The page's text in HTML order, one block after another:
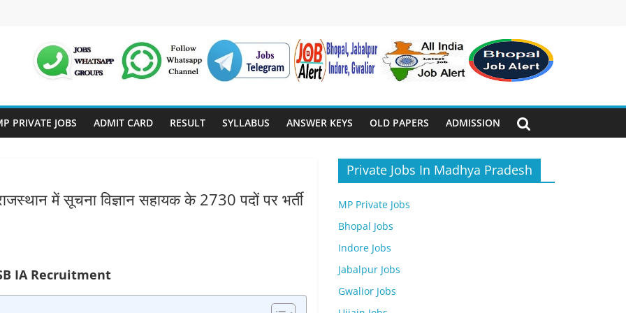
PRIVATE JOBS ADMIT CARD RESULT SYLLABUS ANSWER KEYS OLD PAPERS ADMISSION
में सूचना विज्ञान सहायक के 2730 पदों पर भर्ती
IA Recruitment
Private Jobs In Madhya Pradesh
MP Private Jobs
Bhopal Jobs
Indore Jobs
Jabalpur Jobs
Gwalior Jobs